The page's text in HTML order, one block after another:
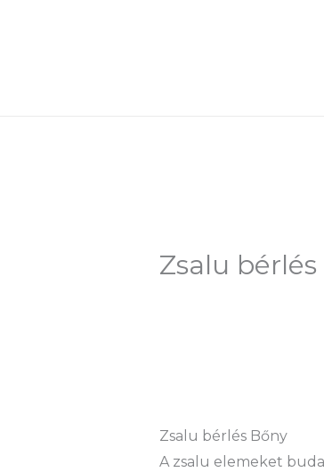
Zsalu
Zsalu bérlés Bőny
A zsalu elemeket